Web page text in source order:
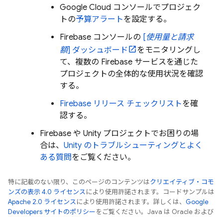
Google Cloud コンソールでプロジェク
トの予算アラートを設定する。
Firebase コンソールの [使用量と請求
額] ダッシュボード
をモニタリングし
て、複数の Firebase サービスを通じた
プロジェクトの全体的な使用状況を確認
する。
Firebase リリース チェックリストを確
認する。
Firebase や Unity プロジェクトでお困りの場
合は、 Unity のトラブルシューティングとよく
ある質問をご覧ください。
特に記載のない限り、このページのコンテンツはクリエイティブ・コモ
ンズの表示 4.0 ライセンスにより使用許諾されます。コードサンプルは
Apache 2.0 ライセンスにより使用許諾されます。詳しくは、 Google
Developers サイトのポリシーをご覧ください。Java は Oracle および